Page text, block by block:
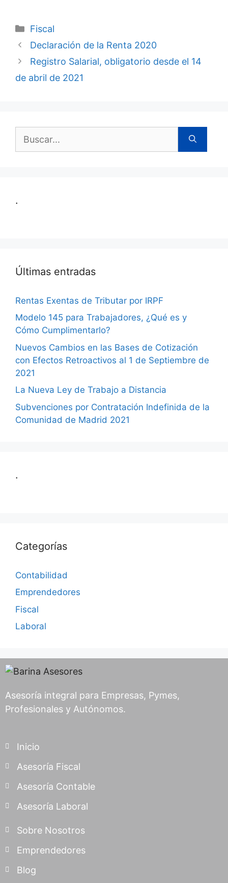
Fiscal
Declaración de la Renta 2020
Registro Salarial, obligatorio desde el 14
de abril de 2021
.
Últimas entradas
Rentas Exentas de Tributar por IRPF
Modelo 145 para Trabajadores, ¿Qué es y
Cómo Cumplimentarlo?
Nuevos Cambios en las Bases de Cotización
con Efectos Retroactivos al 1 de Septiembre de
2021
La Nueva Ley de Trabajo a Distancia
Subvenciones por Contratación Indefinida de la
Comunidad de Madrid 2021
.
Categorías
Contabilidad
Emprendedores
Fiscal
Laboral
Asesoría integral para Empresas, Pymes,
Profesionales y Autónomos.
Inicio
Asesoría Fiscal
Asesoría Contable
Asesoría Laboral
Sobre Nosotros
Emprendedores
Blog